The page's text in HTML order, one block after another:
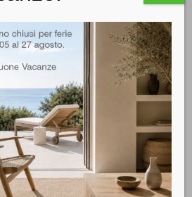
battente Avant
LEGGI TUTTO